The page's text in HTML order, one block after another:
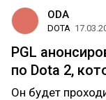
ODA
DOTA
PGL
по Dota 2,
Он будет